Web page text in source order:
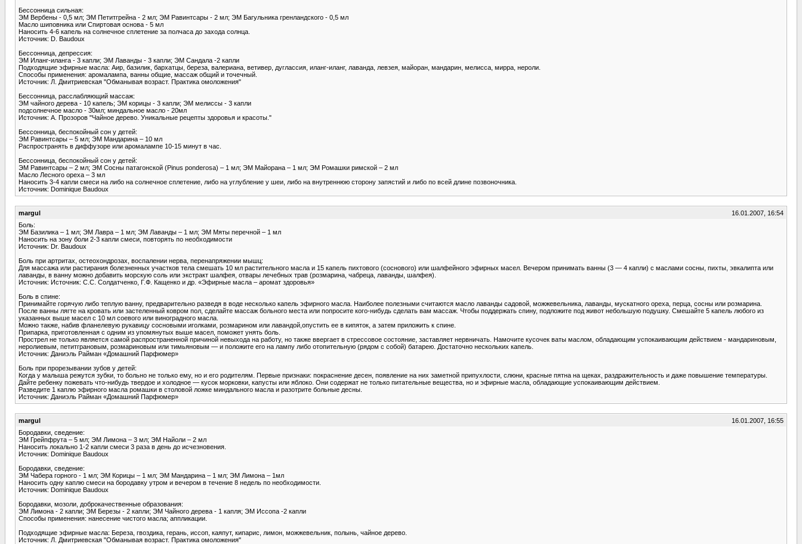
Бессонница сильная:
ЭМ Вербены - 0,5 мл; ЭМ Петитгрейна - 2 мл; ЭМ Равинтсары - 2 мл; ЭМ Багульника гренландского - 0,5 мл
Масло шиповника или Спиртовая основа - 5 мл
Наносить 4-6 капель на солнечное сплетение за полчаса до захода солнца.
Источник: D. Baudoux
Бессонница, депрессия:
ЭМ Иланг-иланга - 3 капли; ЭМ Лаванды - 3 капли; ЭМ Сандала -2 капли
Подходящие эфирные масла: Аир, базилик, бархатцы, береза, валериана, ветивер, дуглассия, иланг-иланг, лаванда, левзея, майоран, мандарин, мелисса, мирра, нероли.
Способы применения: аромалампа, ванны общие, массаж общий и точечный.
Источник: Л. Дмитриевская "Обманывая возраст. Практика омоложения"
Бессонница, расслабляющий массаж:
ЭМ чайного дерева - 10 капель; ЭМ корицы - 3 капли; ЭМ мелиссы - 3 капли
подсолнечное масло - 30мл; миндальное масло - 20мл
Источник: А. Прозоров "Чайное дерево. Уникальные рецепты здоровья и красоты."
Бессонница, беспокойный сон у детей:
ЭМ Равинтсары – 5 мл; ЭМ Мандарина – 10 мл
Распространять в диффузоре или аромалампе 10-15 минут в час.
Бессонница, беспокойный сон у детей:
ЭМ Равинтсары – 2 мл; ЭМ Сосны патагонской (Pinus ponderosa) – 1 мл; ЭМ Майорана – 1 мл; ЭМ Ромашки римской – 2 мл
Масло Лесного ореха – 3 мл
Наносить 3-4 капли смеси на либо на солнечное сплетение, либо на углубление у шеи, либо на внутреннюю сторону запястий и либо по всей длине позвоночника.
Источник: Dominique Baudoux
margul
16.01.2007, 16:54
Боль:
ЭМ Базилика – 1 мл; ЭМ Лавра – 1 мл; ЭМ Лаванды – 1 мл; ЭМ Мяты перечной – 1 мл
Наносить на зону боли 2-3 капли смеси, повторять по необходимости
Источник: Dr. Baudoux
Боль при артритах, остеохондрозах, воспалении нерва, перенапряжении мышц:
Для массажа или растирания болезненных участков тела смешать 10 мл растительного масла и 15 капель пихтового (соснового) или шалфейного эфирных масел. Вечером принимать ванны (3 — 4 капли) с маслами сосны, пихты, эвкалипта или
лаванды, в ванну можно добавить морскую соль или экстракт шалфея, отвары лечебных трав (розмарина, чабреца, лаванды, шалфея).
Источник: Источник: С.С. Солдатченко, Г.Ф. Кащенко и др. «Эфирные масла – аромат здоровья»
Боль в спине:
Принимайте горячую либо теплую ванну, предварительно разведя в воде несколько капель эфирного масла. Наиболее полезными считаются масло лаванды садовой, можже­вельника, лаванды, мускатного ореха, перца, сосны или розмарина.
После ванны лягте на кровать или засте­ленный ковром пол, сделайте массаж больно­го места или попросите кого-нибудь сделать вам массаж. Чтобы поддержать спину, подло­жите под живот небольшую подушку. Сме­шайте 5 капель любого из
указанных выше масел с 10 мл соевого или виноградного масла.
Можно также, набив фланелевую рука­вицу сосновыми иголками, розмарином или лавандой,опустить ее в кипяток, а затем при­ложить к спине.
Припарка, приготовленная с одним из упомянутых выше масел, поможет унять боль.
Прострел не только является самой рас­пространенной причиной невыхода на работу, но также ввергает в стрессовое состояние, заставляет нервничать. Намочите кусочек ваты маслом, обладающим успокаивающим дейс­твием - мандариновым,
неролиевым, петитграновым, розмариновым или тимьяновым — и положите его на лампу либо отопи­тельную (рядом с собой) батарею. Достаточно нескольких капель.
Источник: Даниэль Райман «Домашний Парфюмер»
Боль при прорезывании зубов у детей:
Когда у малыша режутся зубки, то больно не только ему, но и его родителям. Первые при­знаки: покраснение десен, появление на них заметной припухлости, слюни, красные пятна на щеках, раздражительность и даже повыше­ние температуры.
Дайте ребенку пожевать что-нибудь твер­дое и холодное — кусок морковки, капусты или яблоко. Они содержат не только питатель­ные вещества, но и эфирные масла, обладаю­щие успокаивающим действием.
Разведите 1 каплю эфирного масла ромашки в столовой ложке миндального мас­ла и разотрите больные десны.
Источник: Даниэль Райман «Домашний Парфюмер»
margul
16.01.2007, 16:55
Бородавки, сведение:
ЭМ Грейпфрута – 5 мл; ЭМ Лимона – 3 мл; ЭМ Найоли – 2 мл
Наносить локально 1-2 капли смеси 3 раза в день до исчезновения.
Источник: Dominique Baudoux
Бородавки, сведение:
ЭМ Чабера горного - 1 мл; ЭМ Корицы – 1 мл; ЭМ Мандарина – 1 мл; ЭМ Лимона – 1мл
Наносить одну каплю смеси на бородавку утром и вечером в течение 8 недель по необходимости.
Источник: Dominique Baudoux
Бородавки, мозоли, доброкачественные образования:
ЭМ Лимона - 2 капли; ЭМ Березы - 2 капли; ЭМ Чайного дерева - 1 капля; ЭМ Иссопа -2 капли
Способы применения: нанесение чистого масла; аппликации.
Подходящие эфирные масла: Береза, гвоздика, герань, иссоп, каяпут, кипарис, лимон, можжевельник, полынь, чайное дерево.
Источник: Л. Дмитриевская "Обманывая возраст. Практика омоложения"